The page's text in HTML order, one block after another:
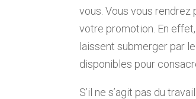
vous. Vous vous
votre promotion. En
laissent submerger par
disponibles pour
S’il ne s’agit pas du